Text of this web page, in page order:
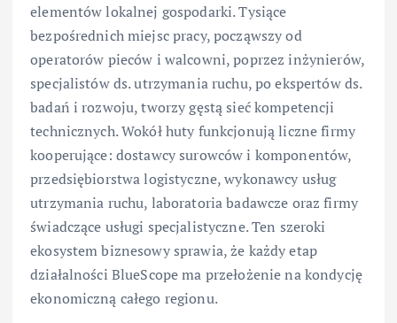
elementów lokalnej gospodarki. Tysiące
bezpośrednich miejsc pracy, począwszy od
operatorów pieców i walcowni, poprzez inżynierów,
specjalistów ds. utrzymania ruchu, po ekspertów ds.
badań i rozwoju, tworzy gęstą sieć kompetencji
technicznych. Wokół huty funkcjonują liczne firmy
kooperujące: dostawcy surowców i komponentów,
przedsiębiorstwa logistyczne, wykonawcy usług
utrzymania ruchu, laboratoria badawcze oraz firmy
świadczące usługi specjalistyczne. Ten szeroki
ekosystem biznesowy sprawia, że każdy etap
działalności BlueScope ma przełożenie na kondycję
ekonomiczną całego regionu.